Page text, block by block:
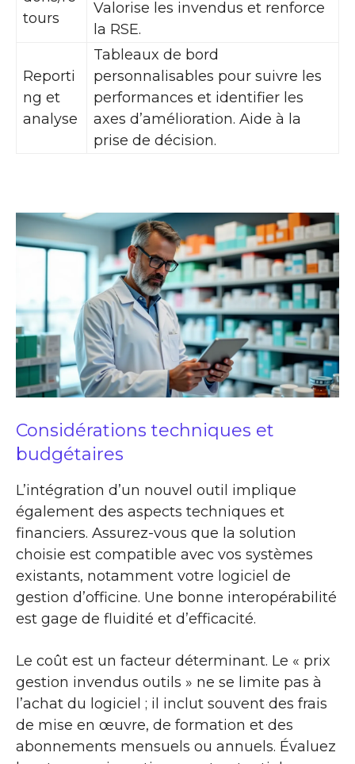
tours
Valorise les invendus et renforce
la RSE.
Reporti
ng et
analyse
Tableaux de bord
personnalisables pour suivre les
performances et identifier les
axes d’amélioration. Aide à la
prise de décision.
Considérations techniques et
budgétaires
L’intégration d’un nouvel outil implique
également des aspects techniques et
financiers. Assurez-vous que la solution
choisie est compatible avec vos systèmes
existants, notamment votre logiciel de
gestion d’officine. Une bonne interopérabilité
est gage de fluidité et d’efficacité.
Le coût est un facteur déterminant. Le « prix
gestion invendus outils » ne se limite pas à
l’achat du logiciel ; il inclut souvent des frais
de mise en œuvre, de formation et des
abonnements mensuels ou annuels. Évaluez